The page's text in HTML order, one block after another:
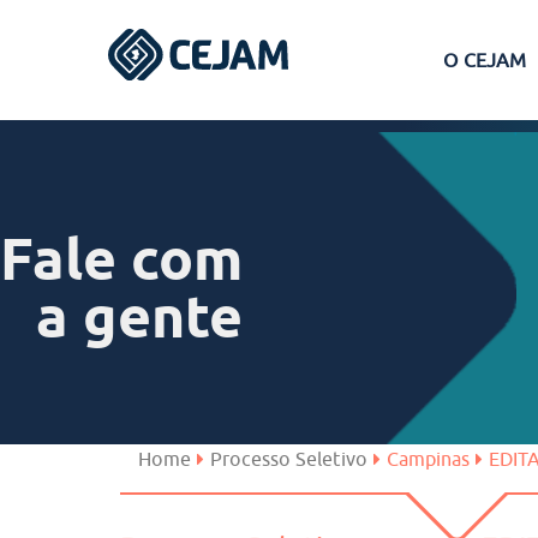
O CEJAM
Ferraz de Vasconcelos
São José dos Campos
Fale com
a gente
Home Processo Seletivo Campinas